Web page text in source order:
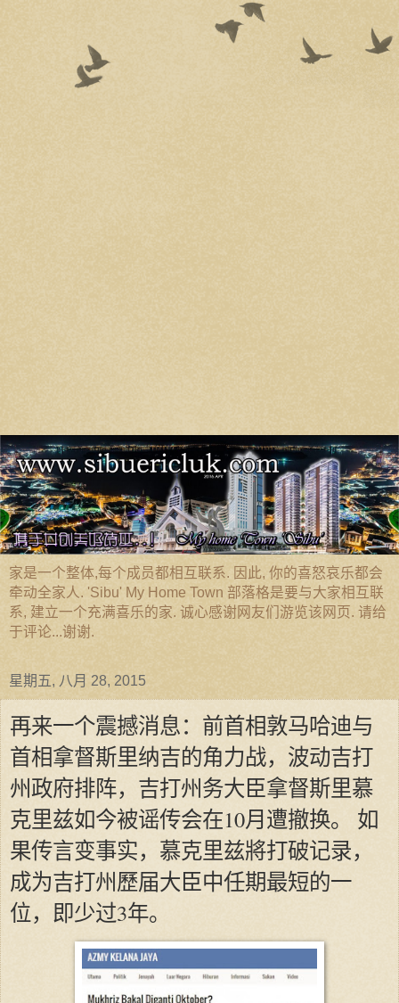
家是一个整体,每个成员都相互联系. 因此, 你的喜怒哀乐都会
牵动全家人. 'Sibu' My Home Town 部落格是要与大家相互联
系, 建立一个充满喜乐的家. 诚心感谢网友们游览该网页. 请给
于评论...谢谢.
星期五, 八月 28, 2015
再来一个震撼消息：前首相敦马哈迪与
首相拿督斯里纳吉的角力战，波动吉打
州政府排阵，吉打州务大臣拿督斯里慕
克里兹如今被谣传会在10月遭撤换。 如
果传言变事实，慕克里兹將打破记录，
成为吉打州歷届大臣中任期最短的一
位，即少过3年。